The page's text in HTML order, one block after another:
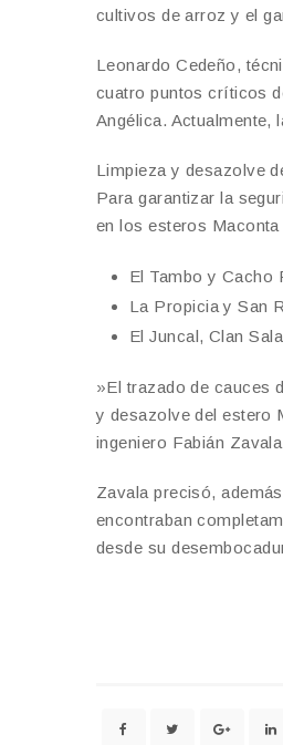
cultivos de arroz y el
Leonardo Cedeño,
cuatro puntos críticos
Angélica. Actualmente,
​Limpieza y desazolve
​Para garantizar la
en los esteros
​El Tambo y Cacho
​La Propicia y San
​El Juncal, Clan
​»El trazado de cauces
y desazolve del estero
ingeniero Fabián
Zavala precisó,
encontraban
desde su